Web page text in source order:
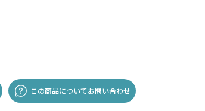
この商品についてお問い合わせ